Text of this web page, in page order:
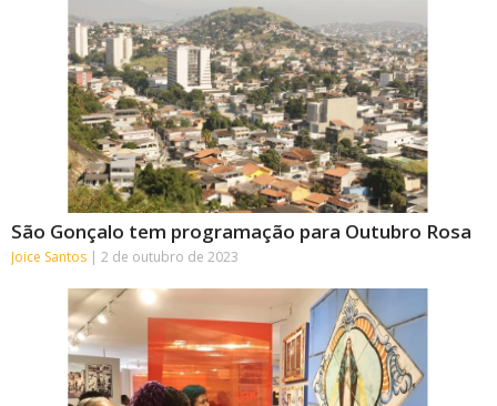
São Gonçalo tem programação para Outubro Rosa
Joice Santos 2 de outubro de 2023